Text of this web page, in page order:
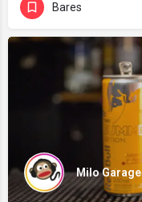
Bares
Milo Garage